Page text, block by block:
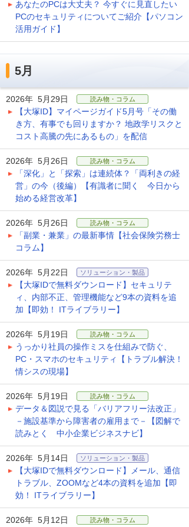
あなたのPCは大丈夫？ 今すぐに見直したい
PCのセキュリティについてご紹介【パソコン
活用ガイド】
5月
2026年 5月29日 読み物・コラム
【大塚ID】マイページガイド5月号「その働
き方、有事でも回りますか？ 地政学リスクと
コスト高騰の先にあるもの」を配信
2026年 5月26日 読み物・コラム
「深化」と「探索」は連続体？「両利きの経
営」の今（後編）【有識者に聞く 今日から
始める経営改革】
2026年 5月26日 読み物・コラム
「副業・兼業」の最新事情【社会保険労務士
コラム】
2026年 5月22日 ソリューション・製品
【大塚IDで無料ダウンロード】セキュリテ
ィ、内部不正、管理機能など9本の資料を追
加【即効！ ITライブラリー】
2026年 5月19日 読み物・コラム
うっかり社員の操作ミスを仕組みで防ぐ、
PC・スマホのセキュリティ【トラブル解決！
情シスの現場】
2026年 5月19日 読み物・コラム
データ＆図説で見る「バリアフリー法改正」
－施設基準から障害者の雇用まで－【図解で
読みとく 中小企業ビジネスナビ】
2026年 5月14日 ソリューション・製品
【大塚IDで無料ダウンロード】メール、通信
トラブル、ZOOMなど4本の資料を追加【即
効！ ITライブラリー】
2026年 5月12日 読み物・コラム